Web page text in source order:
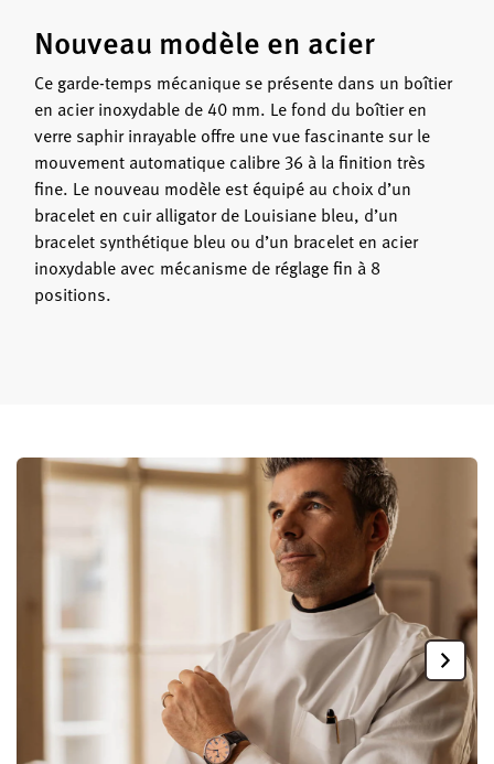
Nouveau modèle en acier
Ce garde-temps mécanique se présente dans un boîtier
en acier inoxydable de 40 mm. Le fond du boîtier en
verre saphir inrayable offre une vue fascinante sur le
mouvement automatique calibre 36 à la finition très
fine. Le nouveau modèle est équipé au choix d’un
bracelet en cuir alligator de Louisiane bleu, d’un
bracelet synthétique bleu ou d’un bracelet en acier
inoxydable avec mécanisme de réglage fin à 8
positions.